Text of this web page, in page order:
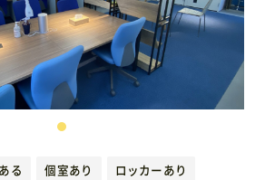
いて
る 個室あり
ロッカーあり